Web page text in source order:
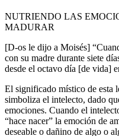
NUTRIENDO LAS
MADURAR
[D-os le dijo a Moisés]
con su madre durante siete
desde el octavo día [de vida]
El significado místico de esta
simboliza el intelecto, dado
emociones. Cuando el
“hace nacer” la emoción de
deseable o dañino de algo o